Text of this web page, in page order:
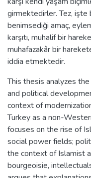
girmektedirler. Tez, işte
benimsediği amaç,
karşıtı, muhalif bir
muhafazakâr bir
iddia etmektedir.
This thesis analyzes
and political
context of
Turkey as a non-
focuses on the rise of
social power fields;
the context of Islamist
bourgeoisie,